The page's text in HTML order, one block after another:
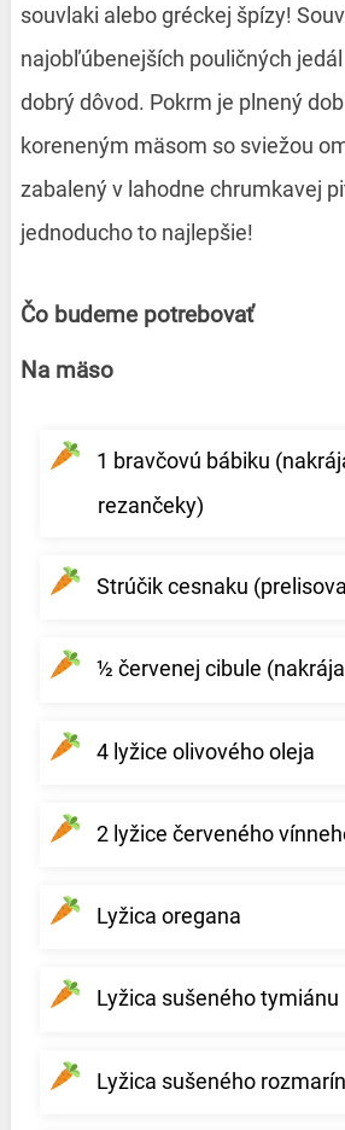
souvlaki alebo gréckej špízy!
najobľúbenejších pouličných
dobrý dôvod. Pokrm je plnený
koreneným mäsom so sviežou
zabalený v lahodne chrumkavej
jednoducho to najlepšie!
Čo budeme potrebovať
Na mäso
1 bravčovú bábiku
rezančeky)
Strúčik cesnaku
½ červenej cibule
4 lyžice olivového oleja
2 lyžice červeného
Lyžica oregana
Lyžica sušeného tymiánu
Lyžica sušeného